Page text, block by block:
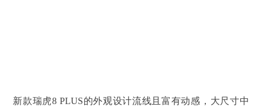
新款瑞虎8 PLUS的外观设计流线且富有动感，大尺寸中